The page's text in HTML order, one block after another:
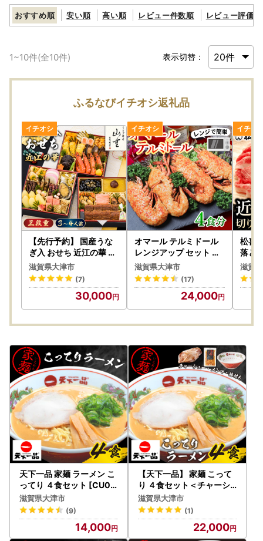
なお、寄附については期間中も受け付けております。
【寄附お申込みの注意事項】
・配達日指定は不可となっておりますので、ご理解の上お申
・天候・交通事情により配送が遅延する場合がございます。
・寄附が集中する12月のお申込みは発送日程が変更になる場
合がございます。
・寄附者様の長期不在などで受取が遅れた場合、宅配業者営
業所での保管期間は理由にかかわらず、
一般貨物（陸便）は、営業所到着後７日間、クール便（冷
凍・冷蔵）は、営業所到着後３日間となります。
保管期間を過ぎ、宅配業者からの返送されてまいりました
お荷物につきましては、再発送いたしかねますので期間内に
必ずお受け取りくださいますようお願いいたします。
■寄附注意事項
・寄附申込みのキャンセル、返礼品の変更・返品はできませ
ん。あらかじめご了承ください。
・ご要望を備考に記載いただいても対応いたしかねます。
・寄附回数の制限は設けておりません。寄附をいただく度に
ワンストップ特例申請書と寄附金受領証明書は、返礼品と別
にお送りいたします。
ワンストップ特例申請書と寄附金受領証明書は、入金確認
後、注文内容確認画面の【注文者情報】に記載の住所に申込
完了日から2週間程度で発送いたします。
【ワンストップについて】
・提出期限：翌年の1月10日必着
・必要書類：ワンストップ特例申請書
マイナンバー確認書類（例：個人番号カードや
通知カード等）
本人確認書類（例：運転免許証の写し等）
・お問い合わせ先：委託事業者名 株式会社HAQTSUYA
おすすめ順 安い順 高い順 レビュー件数順 レビュー評価順
1~10件(全10件) 表示切替：
ふるなびイチオシ返礼品
【先行予約】 国産うな
ぎ入 おせち 近江の華 三
段重 [AY02] | おせち 人
気
滋賀県大津市
(7)
30,000
オマール テルミドール
レンジアップ セット 半
身4個(オマール海老 × 2
尾) [AK005] | ロブスタ
ー
滋賀県大津市
(17)
24,000
松喜
落と
牛肉
滋賀
天下一品 家麺 ラーメン こ
ってり ４食セット [CU00
3] | 天下一品
滋賀県大津市
(9)
14,000
【天下一品】 家麺 こって
り ４食セット＜チャーシ
ュー・メンマ・鉢付き＞ [
CU004] | ラーメン 有名店
人気 ラーメン
滋賀県大津市
(1)
22,000